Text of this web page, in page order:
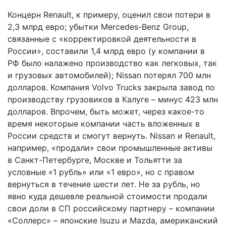
Концерн Renault, к примеру, оценил свои потери в
2,3 млрд евро; убытки Mercedes-Benz Group,
связанные с «корректировкой деятельности в
России», составили 1,4 млрд евро (у компании в
РФ было налажено производство как легковых, так
и грузовых автомобилей); Nissan потерял 700 млн
долларов. Компания Volvo Trucks закрыла завод по
производству грузовиков в Калуге – минус 423 млн
долларов. Впрочем, быть может, через какое-то
время некоторые компании часть вложенных в
России средств и смогут вернуть. Nissan и Renault,
например, «продали» свои промышленные активы
в Санкт-Петербурге, Москве и Тольятти за
условные «1 рубль» или «1 евро», но с правом
вернуться в течение шести лет. Не за рубль, но
явно куда дешевле реальной стоимости продали
свои доли в СП российскому партнеру – компании
«Соллерс» – японские Isuzu и Mazda, американский